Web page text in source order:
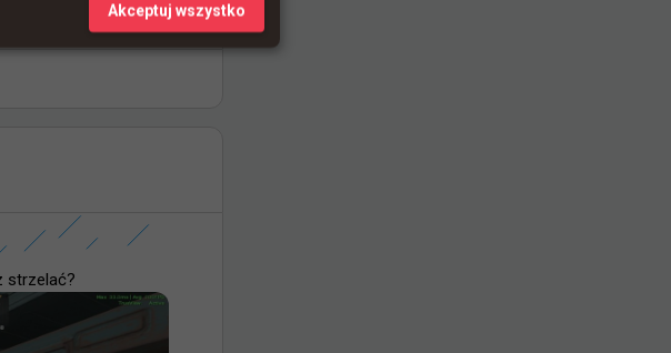
strzelać?
Akceptuj wszystko